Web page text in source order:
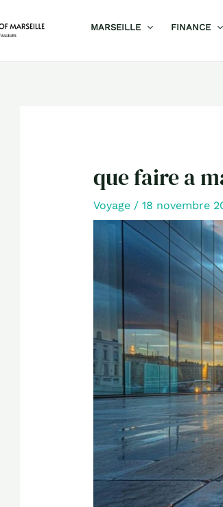
MARSEILLE FINANCE
que faire a
Voyage/ 18 novembre